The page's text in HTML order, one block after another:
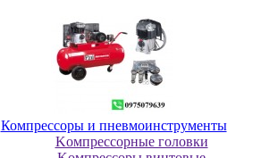
Компрессоры и пневмоинструменты
Koмпpeccopныe гoлoвки